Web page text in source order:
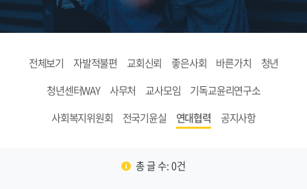
전체보기 자발적불편 교회신뢰 좋은사회 바른가치
청년
청년센터WAY
사무처 교사모임
기독교윤리연구소
사회복지위원회
전국기윤실 연대협력 공지사항
총 글 수: 0건